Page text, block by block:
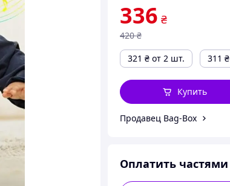
336 ₴
420 ₴
321 ₴ от 2 шт. 311 ₴
Купить
Продавец Bag-Box
Оплатить частями